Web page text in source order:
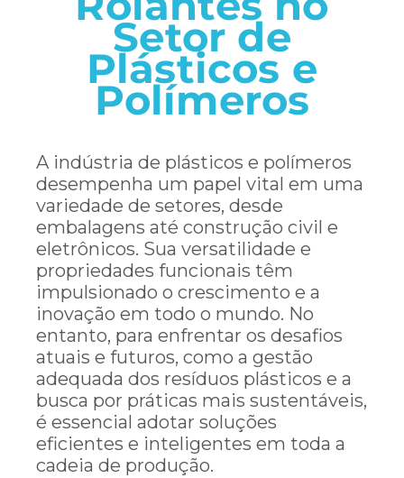
Imer
Blog
Contato
Português
Setor de
Plásticos e
Polímeros
A indústria de plásticos e polímeros
desempenha um papel vital em uma
variedade de setores, desde
embalagens até construção civil e
eletrônicos. Sua versatilidade e
propriedades funcionais têm
impulsionado o crescimento e a
inovação em todo o mundo. No
entanto, para enfrentar os desafios
atuais e futuros, como a gestão
adequada dos resíduos plásticos e a
busca por práticas mais sustentáveis,
é essencial adotar soluções
eficientes e inteligentes em toda a
cadeia de produção.